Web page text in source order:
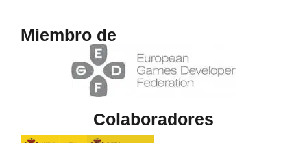
Miembro de
Colaboradores